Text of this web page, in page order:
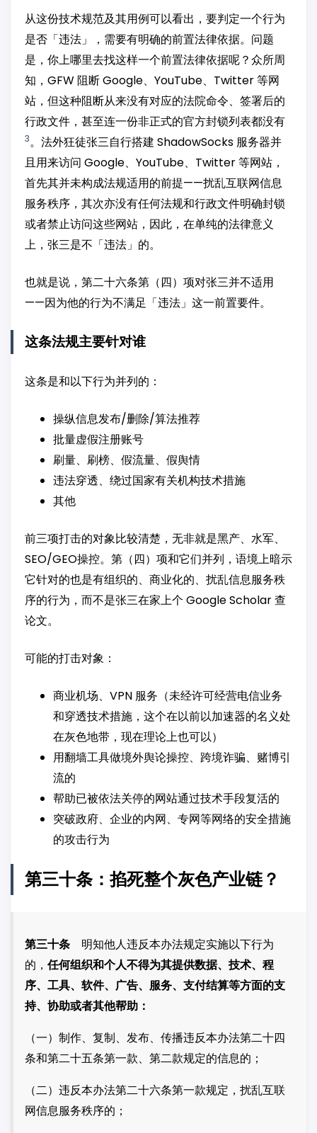
从这份技术规范及其用例可以看出，要判定一个行为
是否「违法」，需要有明确的前置法律依据。问题
是，你上哪里去找这样一个前置法律依据呢？众所周
知，GFW 阻断 Google、YouTube、Twitter 等网
站，但这种阻断从来没有对应的法院命令、签署后的
行政文件，甚至连一份非正式的官方封锁列表都没有
3。法外狂徒张三自行搭建 ShadowSocks 服务器并
且用来访问 Google、YouTube、Twitter 等网站，
首先其并未构成法规适用的前提——扰乱互联网信息
服务秩序，其次亦没有任何法规和行政文件明确封锁
或者禁止访问这些网站，因此，在单纯的法律意义
上，张三是不「违法」的。
也就是说，第二十六条第（四）项对张三并不适用
——因为他的行为不满足「违法」这一前置要件。
这条法规主要针对谁
这条是和以下行为并列的：
操纵信息发布/删除/算法推荐
批量虚假注册账号
刷量、刷榜、假流量、假舆情
违法穿透、绕过国家有关机构技术措施
其他
前三项打击的对象比较清楚，无非就是黑产、水军、
SEO/GEO操控。第（四）项和它们并列，语境上暗示
它针对的也是有组织的、商业化的、扰乱信息服务秩
序的行为，而不是张三在家上个 Google Scholar 查
论文。
可能的打击对象：
商业机场、VPN 服务（未经许可经营电信业务
和穿透技术措施，这个在以前以加速器的名义处
在灰色地带，现在理论上也可以）
用翻墙工具做境外舆论操控、跨境诈骗、赌博引
流的
帮助已被依法关停的网站通过技术手段复活的
突破政府、企业的内网、专网等网络的安全措施
的攻击行为
第三十条：掐死整个灰色产业链？
第三十条 明知他人违反本办法规定实施以下行为
的， 任何组织和个人不得为其提供数据、技术、程
序、工具、软件、广告、服务、支付结算等方面的支
持、协助或者其他帮助：
（一）制作、复制、发布、传播违反本办法第二十四
条和第二十五条第一款、第二款规定的信息的；
（二）违反本办法第二十六条第一款规定，扰乱互联
网信息服务秩序的；